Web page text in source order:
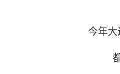
今年大